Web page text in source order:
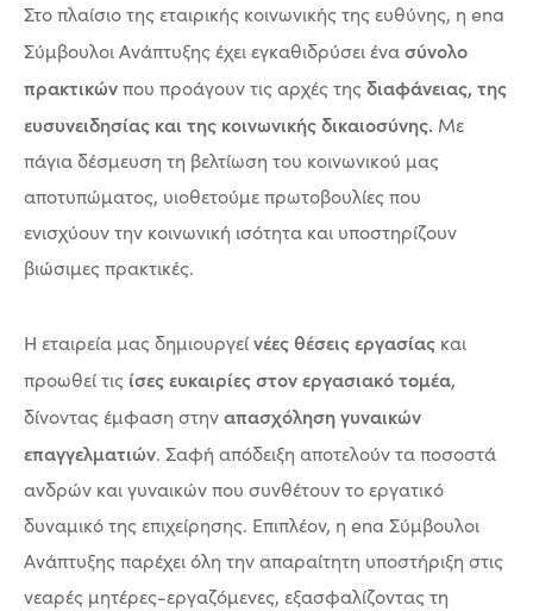
Στο πλαίσιο της εταιρικής κοινωνικής της ευθύνης, η ena
Σύμβουλοι Ανάπτυξης έχει εγκαθιδρύσει ένασύνολο
πρακτικώνπου προάγουν τις αρχές τηςδιαφάνειας, της
ευσυνειδησίας και της κοινωνικής δικαιοσύνης. Με
πάγια δέσμευση τη βελτίωση του κοινωνικού μας
αποτυπώματος, υιοθετούμε πρωτοβουλίες που
ενισχύουν την κοινωνική ισότητα και υποστηρίζουν
βιώσιμες πρακτικές.
Η εταιρεία μας δημιουργείνέες θέσεις εργασίας και
προωθεί τις ίσες ευκαιρίες στον εργασιακό τομέα,
δίνοντας έμφαση στηναπασχόληση γυναικών
επαγγελματιών. Σαφή απόδειξη αποτελούν τα ποσοστά
ανδρών και γυναικών που συνθέτουν το εργατικό
δυναμικό της επιχείρησης. Επιπλέον, η ena Σύμβουλοι
Ανάπτυξης παρέχει όλη την απαραίτητη υποστήριξη στις
νεαρές μητέρες-εργαζόμενες, εξασφαλίζοντας τη